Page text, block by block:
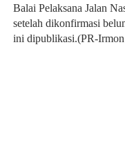
Balai Pelaksana Jalan
setelah dikonfirmasi
ini dipublikasi.(PR-